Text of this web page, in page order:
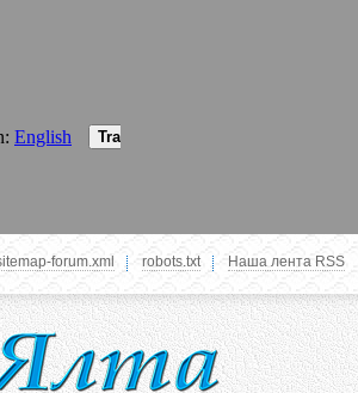
просматривать данное меню,
войдите на сайт под своим
forum.xml robots.txt Наша лента RSS